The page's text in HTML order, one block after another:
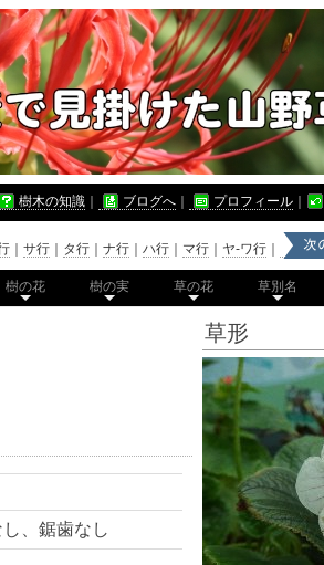
樹木の知識 ブログへ プロフィール
サ行 タ行 ナ行 ハ行 マ行 ヤ-ワ行
樹の花 樹の実 草の花 草別名
、鋸歯なし
草形